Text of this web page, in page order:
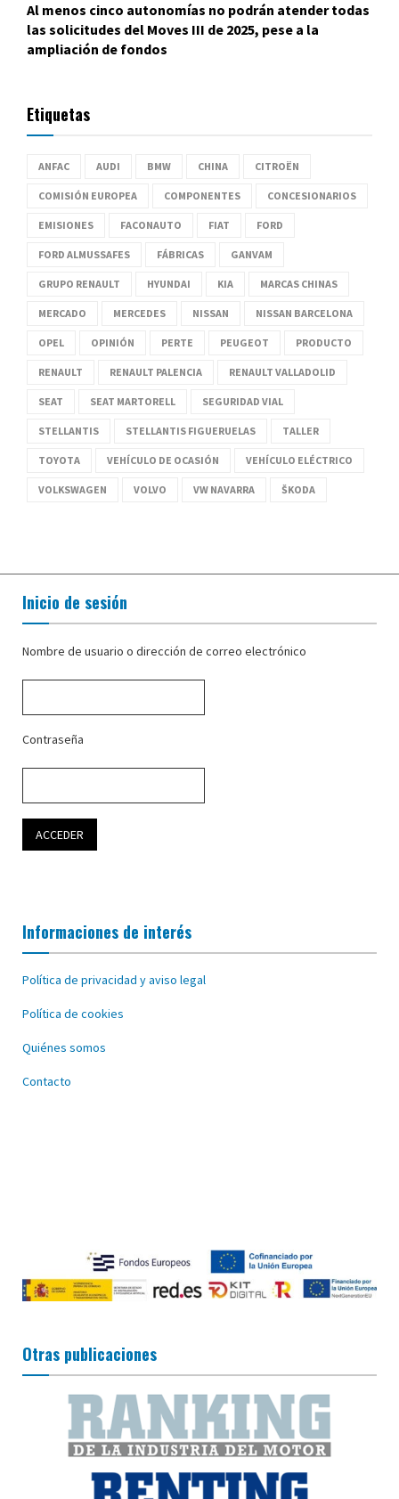
Al menos cinco autonomías no podrán atender todas
las solicitudes del Moves III de 2025, pese a la
ampliación de fondos
Etiquetas
ANFAC AUDI BMW CHINA CITROËN
COMISIÓN EUROPEA COMPONENTES CONCESIONARIOS
EMISIONES FACONAUTO FIAT FORD
FORD ALMUSSAFES FÁBRICAS GANVAM
GRUPO RENAULT HYUNDAI KIA MARCAS CHINAS
MERCADO MERCEDES NISSAN NISSAN BARCELONA
OPEL OPINIÓN PERTE PEUGEOT PRODUCTO
RENAULT RENAULT PALENCIA RENAULT VALLADOLID
SEAT SEAT MARTORELL SEGURIDAD VIAL
STELLANTIS STELLANTIS FIGUERUELAS TALLER
TOYOTA VEHÍCULO DE OCASIÓN VEHÍCULO ELÉCTRICO
VOLKSWAGEN VOLVO VW NAVARRA ŠKODA
Inicio de sesión
Nombre de usuario o dirección de correo electrónico
Contraseña
Informaciones de interés
Política de privacidad y aviso legal
Política de cookies
Quiénes somos
Contacto
Otras publicaciones